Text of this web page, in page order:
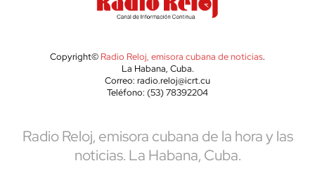
Copyright© Radio Reloj, emisora cubana de noticias.
La Habana, Cuba.
Correo: radio.reloj@icrt.cu
Teléfono: (53) 78392204
Radio Reloj, emisora cubana de la hora y las
noticias. La Habana, Cuba.